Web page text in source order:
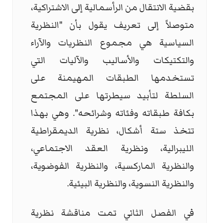
بقضية الانتقال من الرأسمالية إلى الاشتراكية،
متوصلاً إلى تعريف يقول بأن "النظرية
السياسية هي مجموع النظريات والآراء
والتكتيكات والأساليب والآليات التي
تستخدمها الطبقات المهيمنة على
السلطة لتأبيد سيطرتها على المجتمع
بكافة طبقاته وفئاته وشرائحه". وهي بهذا
تتخذ ستة أشكال، نظرية الديمقراطية
الليبرالية، ونظرية العقد الاجتماعي،
والنظرية الماركسية، والنظرية الفوضوية،
والنظرية النسوية، والنظرية البيئية.
في الفصل الثاني تمت مناقشة نظرية